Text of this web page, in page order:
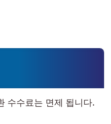
수수료는 면제 됩니다.